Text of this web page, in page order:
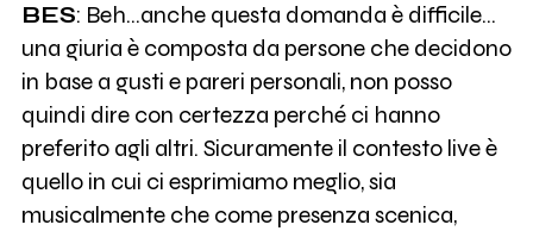
BES: Beh…anche questa domanda è difficile…
una giuria è composta da persone che decidono
in base a gusti e pareri personali, non posso
quindi dire con certezza perché ci hanno
preferito agli altri. Sicuramente il contesto live è
quello in cui ci esprimiamo meglio, sia
musicalmente che come presenza scenica,